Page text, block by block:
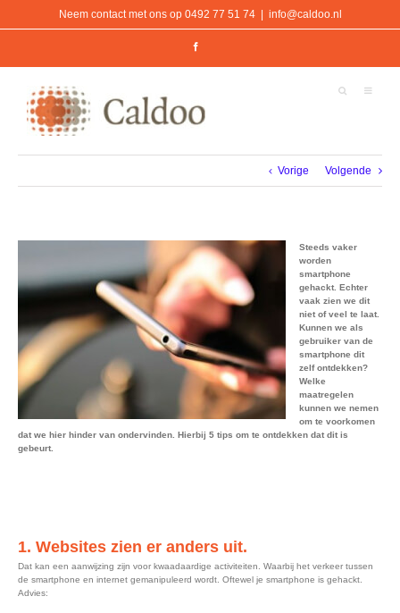
Neem contact met ons op 0492 77 51 74 info@caldoo.nl
Vorige Volgende
Steeds vaker
worden
smartphone
gehackt. Echter
vaak zien we dit
niet of veel te laat.
Kunnen we als
gebruiker van de
smartphone dit
zelf ontdekken?
Welke
maatregelen
kunnen we nemen
om te voorkomen
dat we hier hinder van ondervinden. Hierbij 5 tips om te ontdekken dat dit is
gebeurt.
1. Websites zien er anders uit.
Dat kan een aanwijzing zijn voor kwaadaardige activiteiten. Waarbij het verkeer tussen
de smartphone en internet gemanipuleerd wordt. Oftewel je smartphone is gehackt.
Advies: